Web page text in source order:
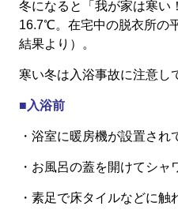
冬になると「我が家は寒い
16.7℃。在宅中の脱衣所の
結果より）。
寒い冬は入浴事故に注意し
■入浴前
・浴室に暖房機が設置され
・お風呂の蓋を開けてシ
・素足で床タイルなどに